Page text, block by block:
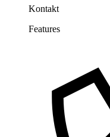
Kontakt
Features